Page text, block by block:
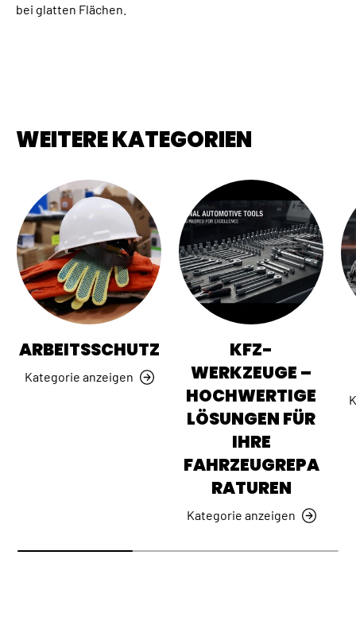
bei glatten Flächen.
WEITERE KATEGORIEN
ARBEITSSCHUTZ
Kategorie anzeigen
KFZ-
WERKZEUGE –
HOCHWERTIGE
LÖSUNGEN FÜR
IHRE
FAHRZEUGREPA
RATUREN
Kategorie anzeigen